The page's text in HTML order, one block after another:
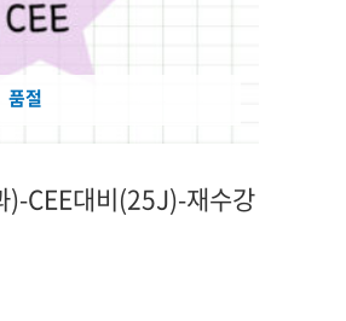
품절
CEE대비(25J)-재수강